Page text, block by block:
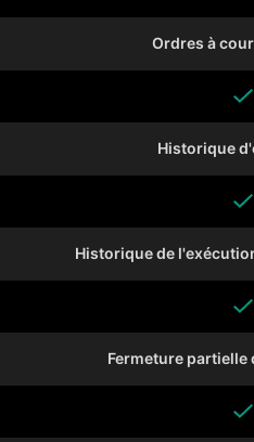
Ordres à
Historique
Historique de
Fermeture partielle